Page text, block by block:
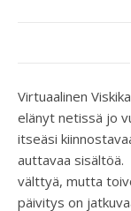
Virtuaalinen
elänyt netissä jo
itseäsi
auttavaa sisältöä.
välttyä, mutta
päivitys on